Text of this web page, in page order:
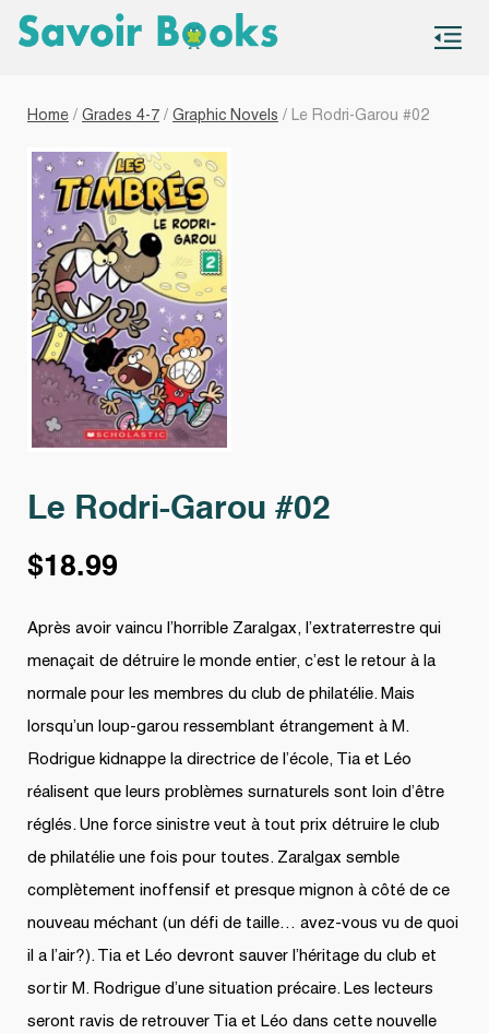
Home / Grades 4-7 / Graphic Novels / Le Rodri-Garou #02
Le Rodri-Garou #02
$18.99
Après avoir vaincu l’horrible Zaralgax, l’extraterrestre qui
menaçait de détruire le monde entier, c’est le retour à la
normale pour les membres du club de philatélie. Mais
lorsqu’un loup-garou ressemblant étrangement à M.
Rodrigue kidnappe la directrice de l’école, Tia et Léo
réalisent que leurs problèmes surnaturels sont loin d’être
réglés. Une force sinistre veut à tout prix détruire le club
de philatélie une fois pour toutes. Zaralgax semble
complètement inoffensif et presque mignon à côté de ce
nouveau méchant (un défi de taille… avez-vous vu de quoi
il a l’air?). Tia et Léo devront sauver l’héritage du club et
sortir M. Rodrigue d’une situation précaire. Les lecteurs
seront ravis de retrouver Tia et Léo dans cette nouvelle